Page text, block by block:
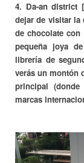
4. Da-an district
dejar de visitar la
de chocolate con
pequeña joya
librería de
verás un montón
principal
marcas